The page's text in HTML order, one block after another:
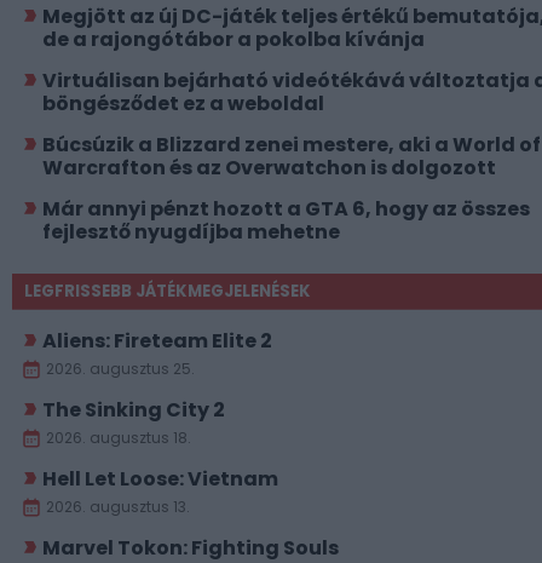
Megjött az új DC-játék teljes értékű
de a rajongótábor a pokolba kívánja
Virtuálisan bejárható videótékává változtatja
böngésződet ez a weboldal
Búcsúzik a Blizzard zenei mestere, aki a World of
Warcrafton és az Overwatchon is dolgozott
Már annyi pénzt hozott a GTA 6, hogy az összes
fejlesztő nyugdíjba mehetne
LEGFRISSEBB JÁTÉKMEGJELENÉSEK
Aliens: Fireteam Elite 2
2026. augusztus 25.
The Sinking City 2
2026. augusztus 18.
Hell Let Loose: Vietnam
2026. augusztus 13.
Marvel Tokon: Fighting Souls